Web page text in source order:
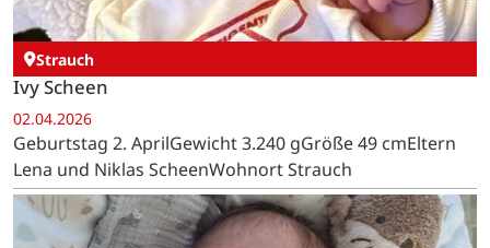
Strauch
Ivy Scheen
02.04.2026
Geburtstag 2. AprilGewicht 3.240 gGröße 49 cmEltern
Lena und Niklas ScheenWohnort Strauch